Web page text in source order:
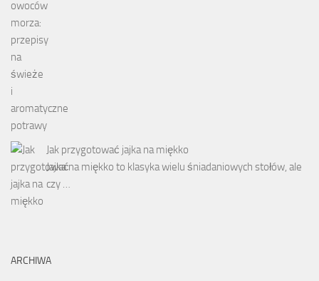
Jak przygotować jajka na miękko
Jajka na miękko to klasyka wielu śniadaniowych stołów, ale
czy …
ARCHIWA